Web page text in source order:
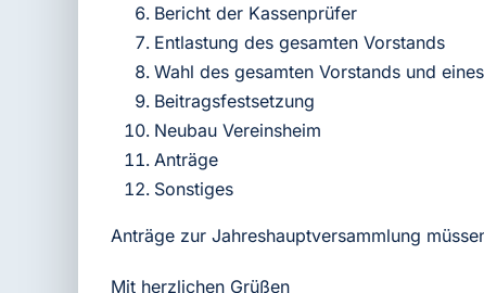
Bericht der Kassenprüfer
Entlastung des gesamten Vorstands
Wahl des gesamten Vorstands und
Beitragsfestsetzung
Neubau Vereinsheim
Anträge
Sonstiges
Anträge zur Jahreshauptversammlung
Mit herzlichen Grüßen